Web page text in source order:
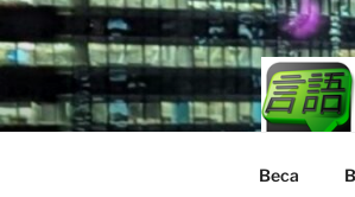
Skip
to
content
Beca